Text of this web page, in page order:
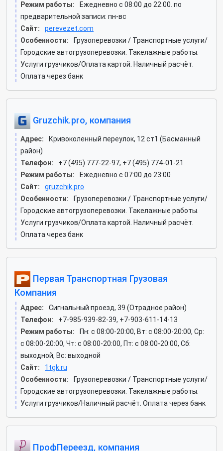
Режим работы:
Ежедневно с 08:00 до 22:00. по
предварительной записи: пн-вс
Сайт:
perevezet.com
Особенности:
Грузоперевозки / Транспортные услуги/
Городские автогрузоперевозки. Такелажные работы.
Услуги грузчиков/Оплата картой. Наличный расчёт.
Оплата через банк
Gruzchik.pro, компания
Адрес:
Кривоколенный переулок, 12 ст1 (Басманный
район)
Телефон:
+7 (495) 777-22-97, +7 (495) 774-01-21
Режим работы:
Ежедневно с 07:00 до 23:00
Сайт:
gruzchik.pro
Особенности:
Грузоперевозки / Транспортные услуги/
Городские автогрузоперевозки. Такелажные работы.
Услуги грузчиков/Оплата картой. Наличный расчёт.
Оплата через банк
Первая Транспортная Грузовая
Компания
Адрес:
Сигнальный проезд, 39 (Отрадное район)
Телефон:
+7-985-939-82-39, +7-903-611-14-13
Режим работы:
Пн: c 08:00-20:00, Вт: c 08:00-20:00, Ср:
c 08:00-20:00, Чт: c 08:00-20:00, Пт: c 08:00-20:00, Сб:
выходной, Вс: выходной
Сайт:
1tgk.ru
Особенности:
Грузоперевозки / Транспортные услуги/
Городские автогрузоперевозки. Такелажные работы.
Услуги грузчиков/Наличный расчёт. Оплата через банк
ПрофПереезд, компания